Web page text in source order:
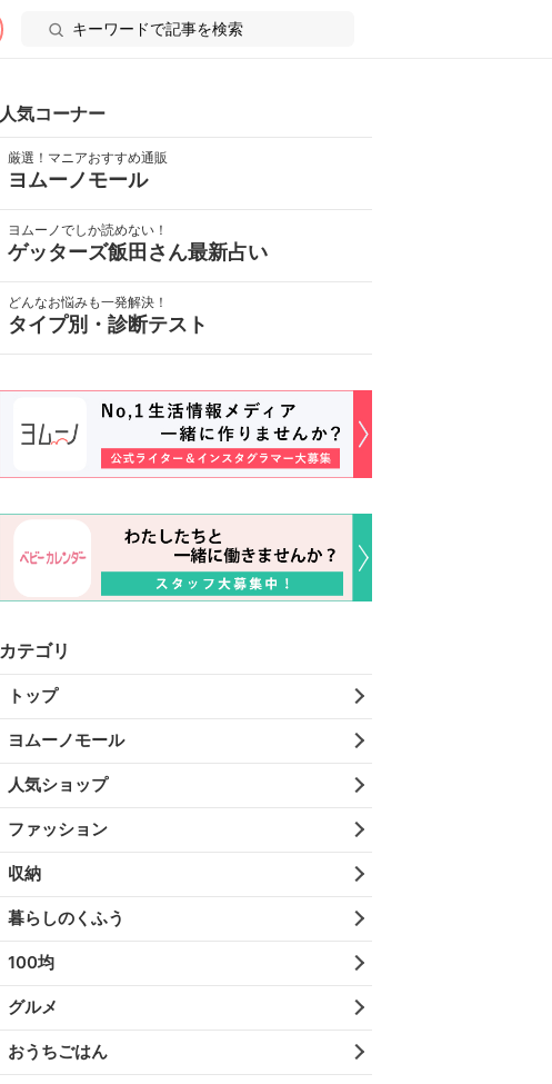
人気コーナー
厳選！マニアおすすめ通販
ヨムーノモール
ヨムーノでしか読めない！
ゲッターズ飯田さん最新占い
どんなお悩みも一発解決！
タイプ別・診断テスト
カテゴリ
トップ
ヨムーノモール
人気ショップ
ファッション
収納
暮らしのくふう
100均
グルメ
おうちごはん